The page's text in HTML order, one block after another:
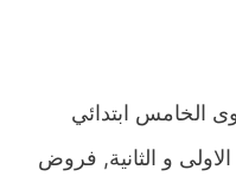
الخامس ابتدائي
الاولى و الثانية, فروض